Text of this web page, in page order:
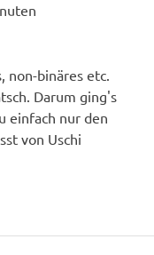
non-binäres etc.
Darum ging's
einfach nur den
von Uschi